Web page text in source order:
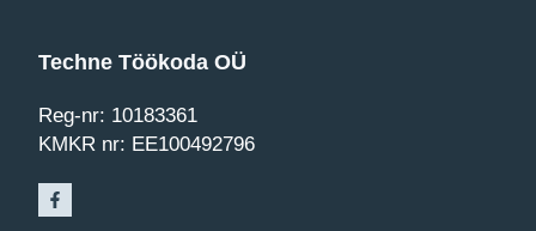
Techne Töökoda OÜ
Reg-nr: 10183361
KMKR nr: EE100492796